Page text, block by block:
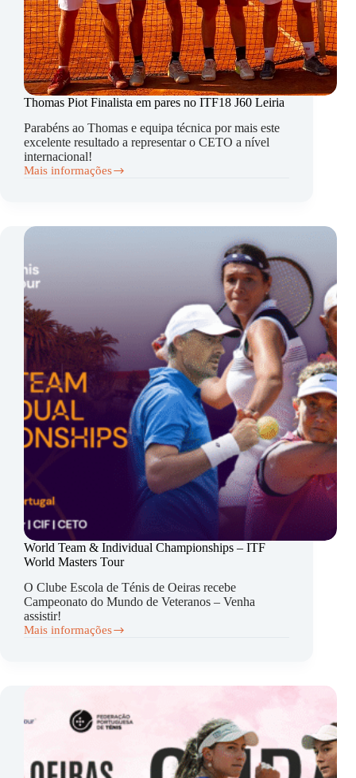
Thomas Piot Finalista em pares no ITF18 J60 Leiria
Parabéns ao Thomas e equipa técnica por mais este
excelente resultado a representar o CETO a nível
internacional!
Mais informações
Thomas
pares
J60
Leiria
World Team & Individual Championships – ITF
World Masters Tour
O Clube Escola de Ténis de Oeiras recebe
Campeonato do Mundo de Veteranos – Venha
assistir!
Mais informações
World
ITF
Tour